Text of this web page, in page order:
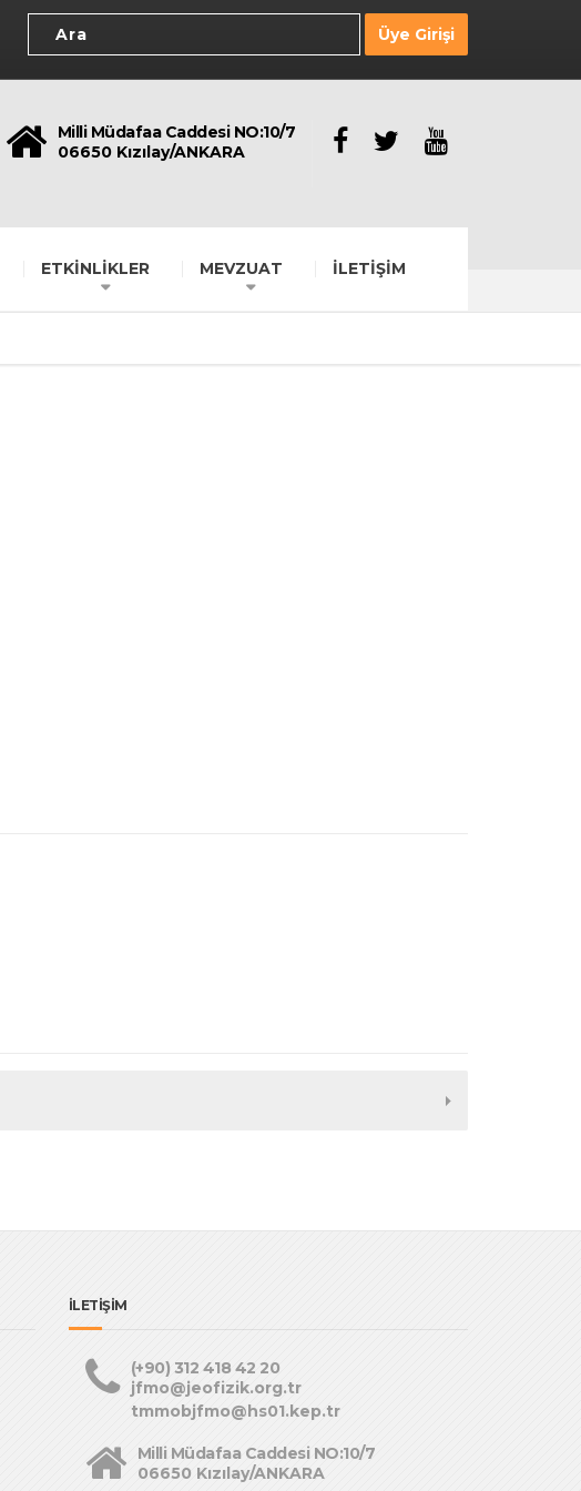
Üye Girişi
Milli Müdafaa Caddesi NO:10/7
06650 Kızılay/ANKARA
ETKİNLİKLER MEVZUAT İLETİŞİM
İLETİŞİM
(+90) 312 418 42 20
jfmo@jeofizik.org.tr
tmmobjfmo@hs01.kep.tr
Milli Müdafaa Caddesi NO:10/7
06650 Kızılay/ANKARA